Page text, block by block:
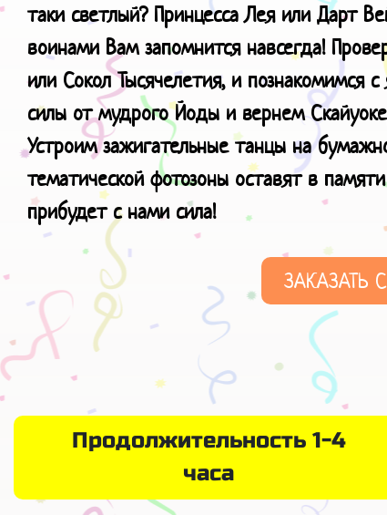
таки светлый? Принцесса Лея или Дарт
воинами Вам запомнится навсегда!
или Сокол Тысячелетия, и познакомимся
силы от мудрого Йоды и вернем
Устроим зажигательные танцы на
тематической фотозоны оставят в
прибудет с нами сила!
ЗАКАЗАТЬ
Продолжительность 1-4
часа